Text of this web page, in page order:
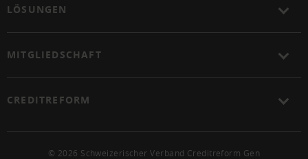
LÖSUNGEN
MITGLIEDSCHAFT
CREDITREFORM
© 2026 Schweizerischer Verband Creditreform Gen